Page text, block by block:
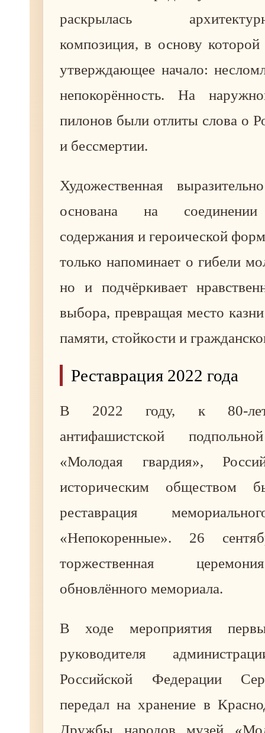
раскрылась
композиция, в основу
утверждающее начало:
непокорённость. На
пилонов были отлиты слова о
и бессмертии.
Художественная
основана на соединении
содержания и героической
только напоминает о гибели
но и подчёркивает
выбора, превращая место
памяти, стойкости и
Реставрация 2022 года
В 2022 году, к 80-
антифашистской
«Молодая гвардия»,
историческим обществом
реставрация
«Непокоренные». 26
торжественная
обновлённого мемориала.
В ходе мероприятия
руководителя
Российской Федерации
передал на хранение в
Дружбы народов музей